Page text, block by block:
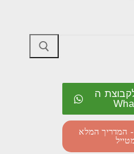
ה
- המדריך המלא